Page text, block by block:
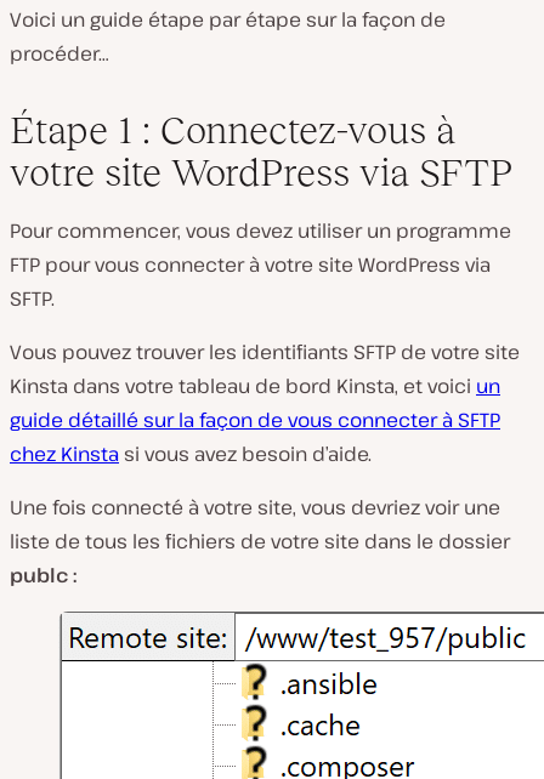
Voici un guide étape par étape sur la façon de
procéder…
Étape 1 : Connectez-vous à
votre site WordPress via SFTP
Pour commencer, vous devez utiliser un programme
FTP pour vous connecter à votre site WordPress via
SFTP.
Vous pouvez trouver les identifiants SFTP de votre site
Kinsta dans votre tableau de bord Kinsta, et voici un
guide détaillé sur la façon de vous connecter à SFTP
chez Kinsta si vous avez besoin d’aide.
Une fois connecté à votre site, vous devriez voir une
liste de tous les fichiers de votre site dans le dossier
publc :